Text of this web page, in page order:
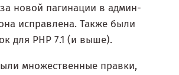
новой пагинации в админ-
исправлена. Также были
для PHP 7.1 (и выше).
множественные правки,